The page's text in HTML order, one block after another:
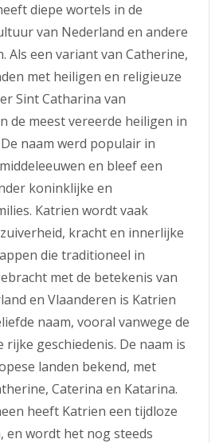
diepe wortels in de
van Nederland en andere
Als een variant van Catherine,
met heiligen en religieuze
Sint Catharina van
de meest vereerde heiligen in
naam werd populair in
en bleef een
koninklijke en
Katrien wordt vaak
kracht en innerlijke
die traditioneel in
met de betekenis van
en Vlaanderen is Katrien
naam, vooral vanwege de
rijke geschiedenis. De naam is
landen bekend, met
Caterina en Katarina.
heeft Katrien een tijdloze
en wordt het nog steeds